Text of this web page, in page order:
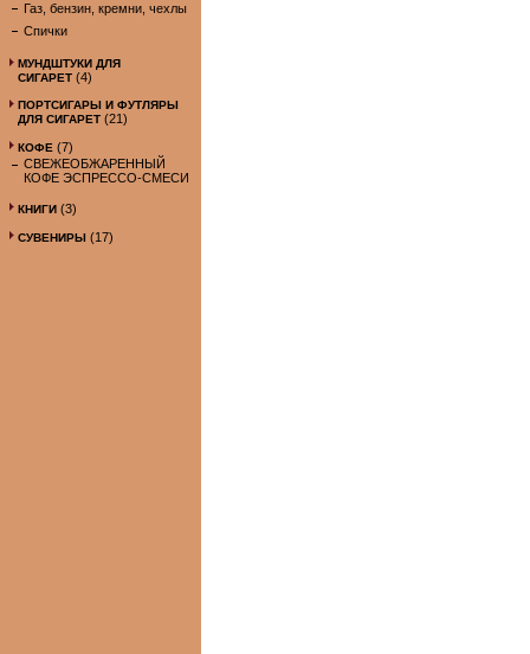
Газ, бензин, кремни, чехлы
Спички
МУНДШТУКИ ДЛЯ
СИГАРЕТ (4)
ПОРТСИГАРЫ И ФУТЛЯРЫ
ДЛЯ СИГАРЕТ (21)
КОФЕ (7)
СВЕЖЕОБЖАРЕННЫЙ
КОФЕ ЭСПРЕССО-СМЕСИ
КНИГИ (3)
СУВЕНИРЫ (17)